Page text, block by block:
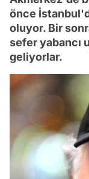
önce
oluyor. Bir
sefer yabancı
geliyorlar.